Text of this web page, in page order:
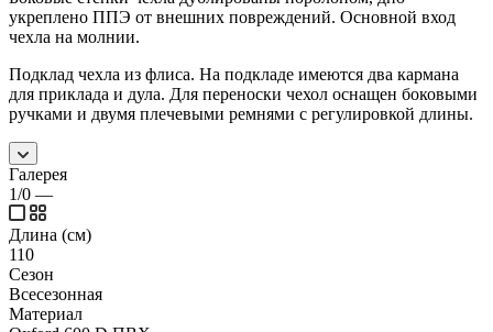
укреплено ППЭ от внешних повреждений. Основной вход
чехла на молнии.
Подклад чехла из флиса. На подкладе имеются два кармана
для приклада и дула. Для переноски чехол оснащен боковыми
ручками и двумя плечевыми ремнями с регулировкой длины.
Галерея
1/0 —
Длина (см)
110
Сезон
Всесезонная
Материал